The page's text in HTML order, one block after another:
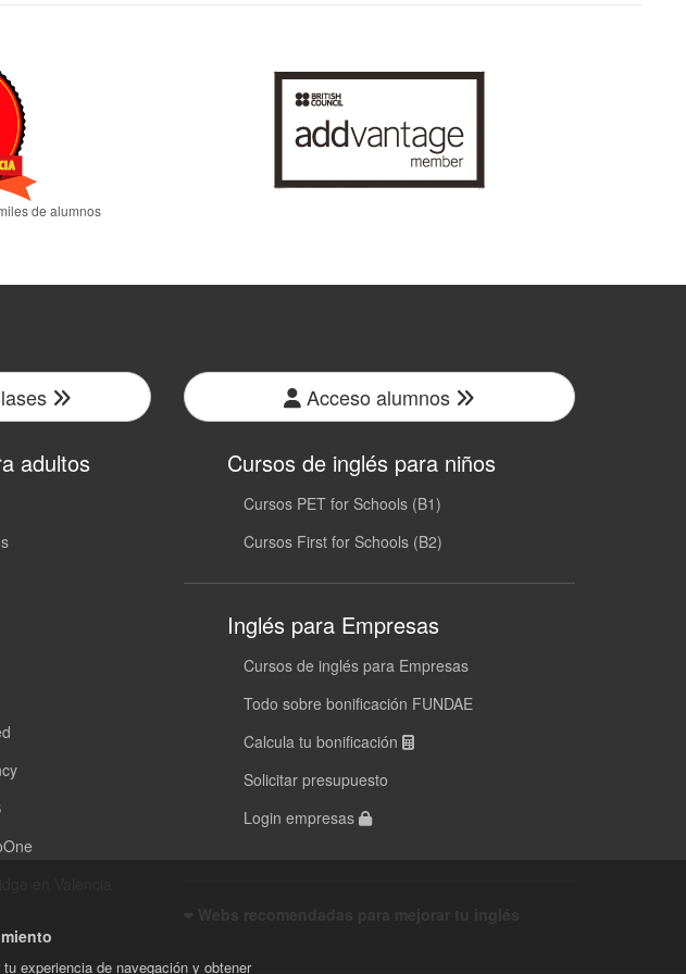
de alumnos
adultos
Acceso alumnos
Cursos de inglés para niños
Cursos PET for Schools (B1)
Cursos First for Schools (B2)
Inglés para Empresas
Cursos de inglés para Empresas
Todo sobre bonificación FUNDAE
Calcula tu bonificación
Solicitar presupuesto
Login empresas
experiencia de navegación y obtener